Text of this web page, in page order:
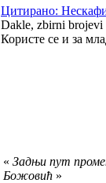
Цитирано:
Dakle, zbirni brojevi
Користе се и за
« Задњи пут
Божовић »